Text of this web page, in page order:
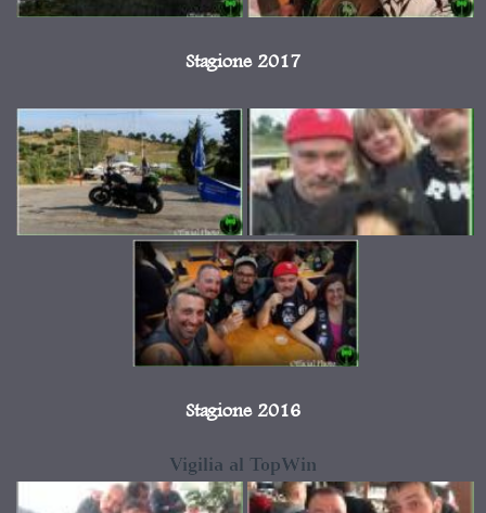
Stagione 2017
Stagione 2016
Vigilia al TopWin